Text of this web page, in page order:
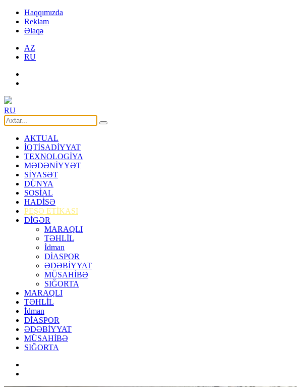
Haqqımızda
Reklam
Əlaqə
AZ
RU
RU
AKTUAL
İQTİSADİYYAT
TEXNOLOGİYA
MƏDƏNİYYƏT
SİYASƏT
DÜNYA
SOSİAL
HADİSƏ
PEŞƏ ETİKASI
DİGƏR
MARAQLI
TƏHLİL
İdman
DİASPOR
ƏDƏBİYYAT
MÜSAHİBƏ
SIĞORTA
MARAQLI
TƏHLİL
İdman
DİASPOR
ƏDƏBİYYAT
MÜSAHİBƏ
SIĞORTA